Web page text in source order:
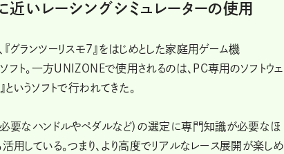
近いレーシングシミュレーターの使用
グランツーリスモ7』をはじめとした家庭用ゲーム機
フト。一方UNIZONEで使用されるのは、PC専用のソフトウェ
いうソフトで行われてきた。
要なハンドルやペダルなど）の選定に専門知識が必要なほ
用している。つまり、より高度でリアルなレース展開が楽しめ